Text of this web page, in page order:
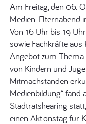
Am Freitag, den 06.
Medien-Elternabend
Von 16 Uhr bis 19
sowie Fachkräfte aus
Angebot zum
von Kindern und
Mitmachständen
Medienbildung“ fand
Stadtratshearing
einen Aktionstag für